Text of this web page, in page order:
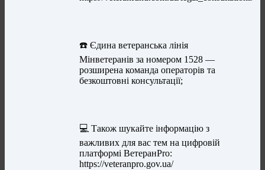
☎️ Єдина ветеранська лінія
Мінветеранів за номером 1528 —
розширена команда операторів та
безкоштовні консультації;
💻 Також шукайте інформацію з
важливих для вас тем на цифровій
платформі ВетеранPro:
https://veteranpro.gov.ua/